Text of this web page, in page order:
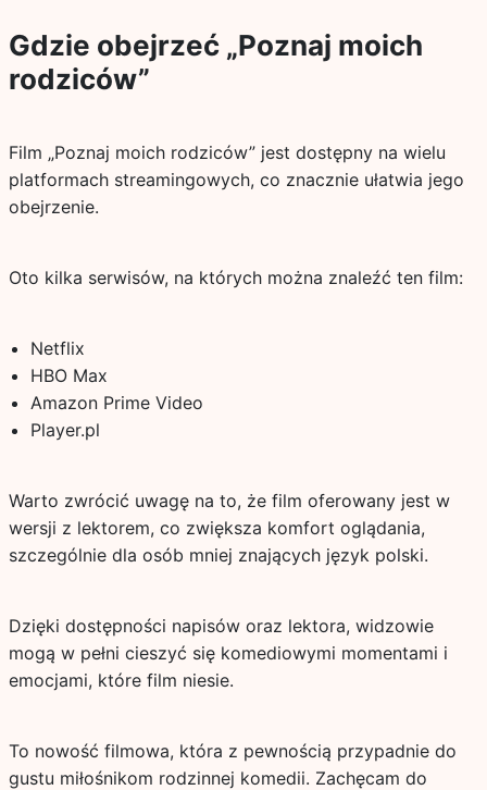
Gdzie obejrzeć „Poznaj moich
rodziców”
Film „Poznaj moich rodziców” jest dostępny na wielu
platformach streamingowych, co znacznie ułatwia jego
obejrzenie.
Oto kilka serwisów, na których można znaleźć ten film:
Netflix
HBO Max
Amazon Prime Video
Player.pl
Warto zwrócić uwagę na to, że film oferowany jest w
wersji z lektorem, co zwiększa komfort oglądania,
szczególnie dla osób mniej znających język polski.
Dzięki dostępności napisów oraz lektora, widzowie
mogą w pełni cieszyć się komediowymi momentami i
emocjami, które film niesie.
To nowość filmowa, która z pewnością przypadnie do
gustu miłośnikom rodzinnej komedii. Zachęcam do